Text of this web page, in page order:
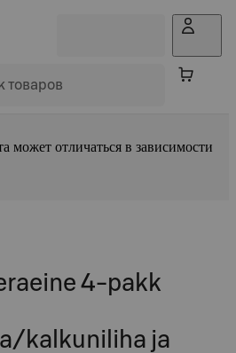
может отличаться в зависимости
4-pakk
kalkuniliha ja